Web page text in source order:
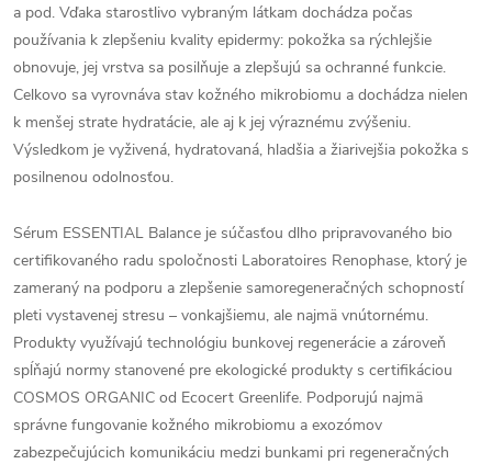
a pod. Vďaka starostlivo vybraným látkam dochádza počas
používania k zlepšeniu kvality epidermy: pokožka sa rýchlejšie
obnovuje, jej vrstva sa posilňuje a zlepšujú sa ochranné funkcie.
Celkovo sa vyrovnáva stav kožného mikrobiomu a dochádza nielen
k menšej strate hydratácie, ale aj k jej výraznému zvýšeniu.
Výsledkom je vyživená, hydratovaná, hladšia a žiarivejšia pokožka s
posilnenou odolnosťou.
Sérum ESSENTIAL Balance je súčasťou dlho pripravovaného bio
certifikovaného radu spoločnosti Laboratoires Renophase, ktorý je
zameraný na podporu a zlepšenie samoregeneračných schopností
pleti vystavenej stresu – vonkajšiemu, ale najmä vnútornému.
Produkty využívajú technológiu bunkovej regenerácie a zároveň
spĺňajú normy stanovené pre ekologické produkty s certifikáciou
COSMOS ORGANIC od Ecocert Greenlife. Podporujú najmä
správne fungovanie kožného mikrobiomu a exozómov
zabezpečujúcich komunikáciu medzi bunkami pri regeneračných